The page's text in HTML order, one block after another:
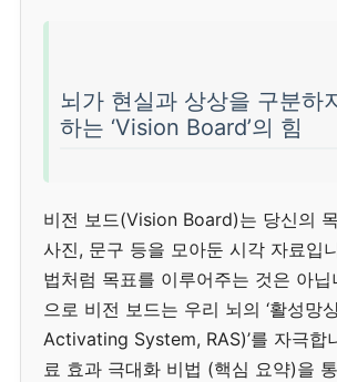
뇌가 현실과 상상을 구분하
하는 ‘Vision Board’의 힘
비전 보드(Vision Board)는 당신의
사진, 문구 등을 모아둔 시각 자료입
법처럼 목표를 이루어주는 것은 아닙
으로 비전 보드는 우리 뇌의 ‘활성망
Activating System, RAS)’를 자극합
료 효과 극대화 비법 (핵심 요약)을